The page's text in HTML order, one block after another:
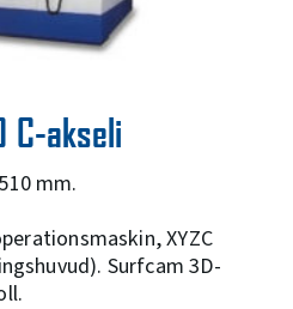
C-akseli
mm.
XYZC
Surfcam 3D-